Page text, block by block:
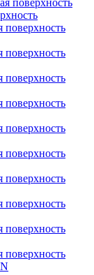
поверхность
поверхность
поверхность
поверхность
поверхность
поверхность
поверхность
поверхность
поверхность
поверхность
поверхность